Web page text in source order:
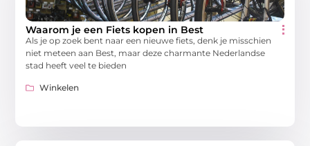
Waarom je een Fiets kopen in Best
Als je op zoek bent naar een nieuwe fiets, denk je misschien
niet meteen aan Best, maar deze charmante Nederlandse
stad heeft veel te bieden
Winkelen